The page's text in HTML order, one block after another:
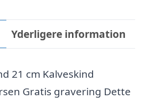
Yderligere information
21 cm Kalveskind
Gratis gravering Dette